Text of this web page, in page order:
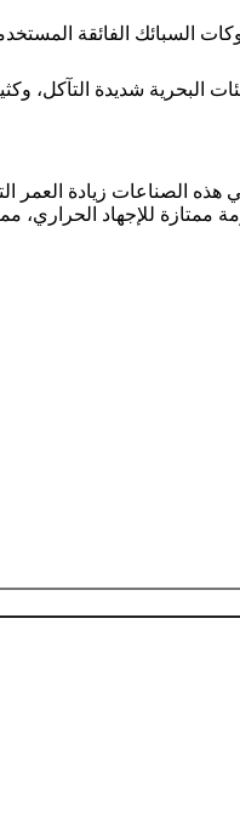
السبائك الفائقة
البحرية شديدة التآكل،
هذه الصناعات زيادة العمر
ممتازة للإجهاد الحراري،